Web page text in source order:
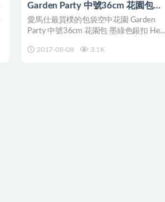
Garden Party 中號36cm 花園包墨
綠色銀扣
愛馬仕最質樸的包袋空中花園 Garden
Party 中號36cm 花園包 墨綠色銀扣 He...
2017-08-08 3.1K